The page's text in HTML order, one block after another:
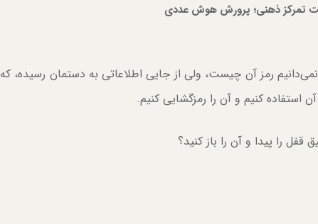
تمرکز ذهنی؛ پرورش هوش عددی
رمز آن چیست، ولی از جایی اطلاعاتی به دستمان رسیده، که
استفاده کنیم و آن را رمزگشایی کنیم.
را پیدا و آن را باز کنید؟